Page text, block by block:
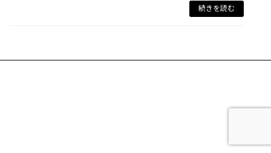
続きを読む